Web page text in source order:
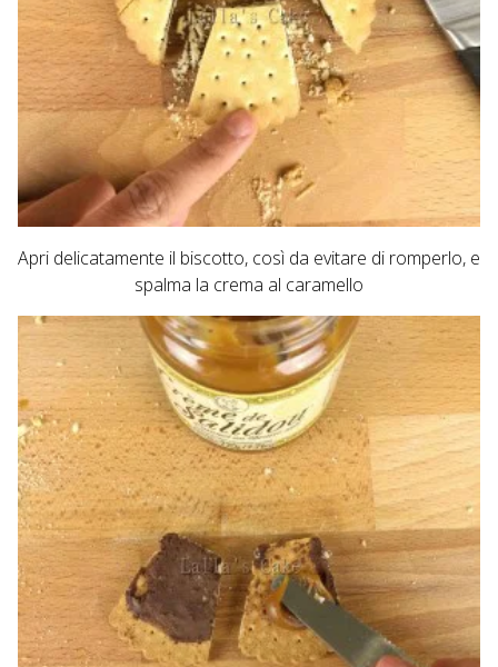
Apri delicatamente il biscotto, così da evitare di romperlo, e
spalma la crema al caramello